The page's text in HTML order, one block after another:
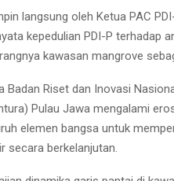
langsung oleh Ketua PAC
kepedulian PDI-P terhadap
kawasan mangrove
Badan Riset dan Inovasi
Pulau Jawa mengalami
elemen bangsa untuk
secara berkelanjutan.